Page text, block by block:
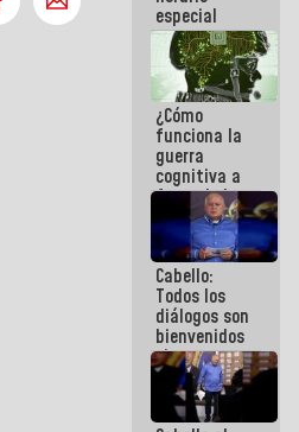
Maiquetía
especial
para
adaptarse
al plan de
ahorro
energético
¿Cómo
funciona la
guerra
cognitiva a
favor de la
narrativa
hegemónica?
(1)
Cabello:
Todos los
diálogos son
bienvenidos
siempre que
estén en el
marco de la
Constitución